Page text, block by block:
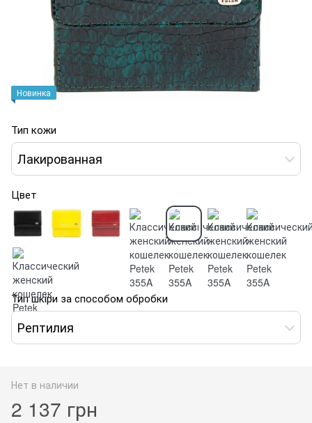
Новинка
Тип кожи
Лакированная
Цвет
Тип шкіри за способом обробки
Рептилия
Нет в наличии
2 137 грн